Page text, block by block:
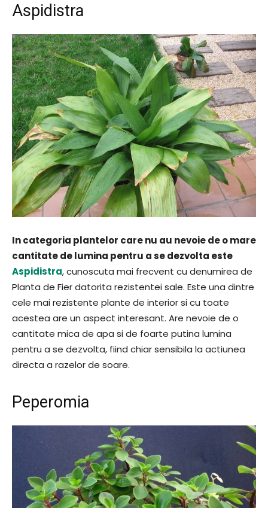
Aspidistra
In categoria plantelor care nu au nevoie de o mare
cantitate de lumina pentru a se dezvolta este
Aspidistra, cunoscuta mai frecvent cu denumirea de
Planta de Fier datorita rezistentei sale. Este una dintre
cele mai rezistente plante de interior si cu toate
acestea are un aspect interesant. Are nevoie de o
cantitate mica de apa si de foarte putina lumina
pentru a se dezvolta, fiind chiar sensibila la actiunea
directa a razelor de soare.
Peperomia